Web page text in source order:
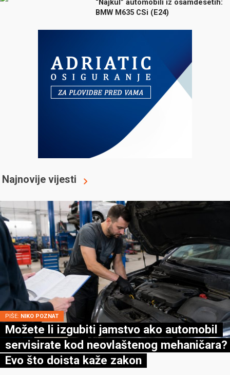
BMW M635 CSi (E24)
Najnovije vijesti
PIŠE: NIKO POZNAT
Možete li izgubiti jamstvo ako automobil
servisirate kod neovlaštenog mehaničara?
Evo što doista kaže zakon